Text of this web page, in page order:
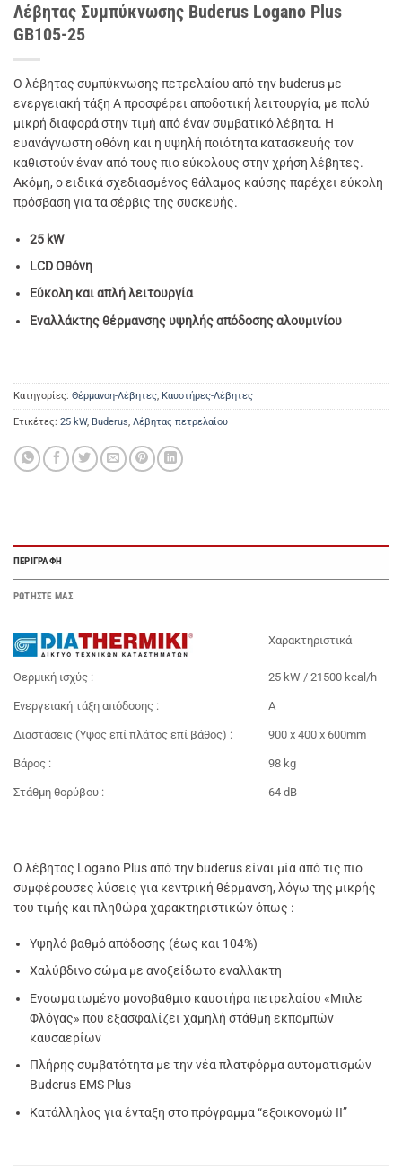
Λέβητας Συμπύκνωσης Buderus Logano Plus
GB105-25
Ο λέβητας συμπύκνωσης πετρελαίου από την buderus με
ενεργειακή τάξη Α προσφέρει αποδοτική λειτουργία, με πολύ
μικρή διαφορά στην τιμή από έναν συμβατικό λέβητα. Η
ευανάγνωστη οθόνη και η υψηλή ποιότητα κατασκευής τον
καθιστούν έναν από τους πιο εύκολους στην χρήση λέβητες.
Ακόμη, ο ειδικά σχεδιασμένος θάλαμος καύσης παρέχει εύκολη
πρόσβαση για τα σέρβις της συσκευής.
25 kW
LCD Οθόνη
Εύκολη και απλή λειτουργία
Εναλλάκτης θέρμανσης υψηλής απόδοσης αλουμινίου
Κατηγορίες: Θέρμανση-Λέβητες, Καυστήρες-Λέβητες
Ετικέτες: 25 kW, Buderus, Λέβητας πετρελαίου
ΠΕΡΙΓΡΑΦΉ
ΡΩΤΗΣΤΕ ΜΑΣ
Χαρακτηριστικά
Θερμική ισχύς : 25 kW / 21500 kcal/h
Ενεργειακή τάξη απόδοσης : A
Διαστάσεις (Ύψος επί πλάτος επί βάθος) : 900 x 400 x 600mm
Βάρος : 98 kg
Στάθμη θορύβου : 64 dB
Ο λέβητας Logano Plus από την buderus είναι μία από τις πιο
συμφέρουσες λύσεις για κεντρική θέρμανση, λόγω της μικρής
του τιμής και πληθώρα χαρακτηριστικών όπως :
Υψηλό βαθμό απόδοσης (έως και 104%)
Χαλύβδινο σώμα με ανοξείδωτο εναλλάκτη
Ενσωματωμένο μονοβάθμιο καυστήρα πετρελαίου «Μπλε
Φλόγας» που εξασφαλίζει χαμηλή στάθμη εκπομπών
καυσαερίων
Πλήρης συμβατότητα με την νέα πλατφόρμα αυτοματισμών
Buderus EMS Plus
Κατάλληλος για ένταξη στο πρόγραμμα “εξοικονομώ ΙΙ”